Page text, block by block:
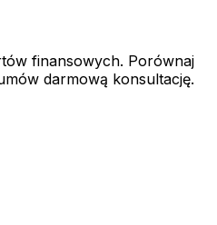
finansowych. Porównaj
darmową konsultację.